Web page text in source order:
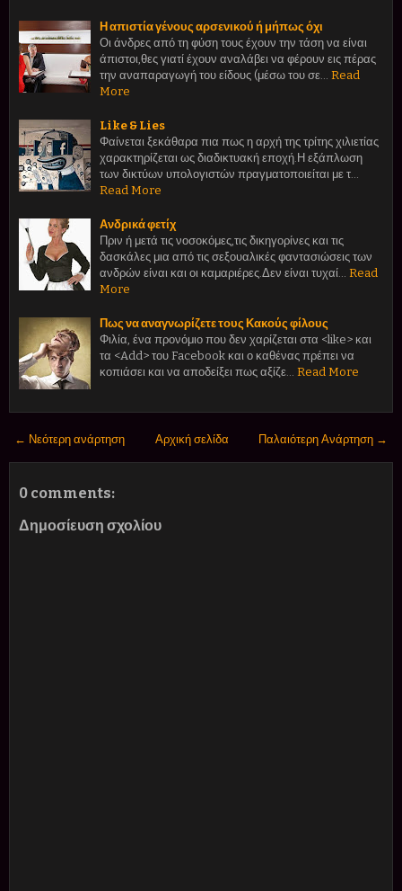
Η απιστία γένους αρσενικού ή μήπως όχι
Οι άνδρες από τη φύση τους έχουν την τάση να είναι
άπιστοι,θες γιατί έχουν αναλάβει να φέρουν εις πέρας
την αναπαραγωγή του είδους (μέσω του σε…
Read
More
Like & Lies
Φαίνεται ξεκάθαρα πια πως η αρχή της τρίτης χιλιετίας
χαρακτηρίζεται ως διαδικτυακή εποχή.Η εξάπλωση
των δικτύων υπολογιστών πραγματοποιείται με τ…
Read More
Ανδρικά φετίχ
Πριν ή μετά τις νοσοκόμες,τις δικηγορίνες και τις
δασκάλες μια από τις σεξουαλικές φαντασιώσεις των
ανδρών είναι και οι καμαριέρες.Δεν είναι τυχαί…
Read
More
Πως να αναγνωρίζετε τους Κακούς φίλους
Φιλία, ένα προνόμιο που δεν χαρίζεται στα <like> και
τα <Add> του Facebook και ο καθένας πρέπει να
κοπιάσει και να αποδείξει πως αξίζε…
Read More
← Νεότερη ανάρτηση Παλαιότερη Ανάρτηση →
Αρχική σελίδα
0 comments:
Δημοσίευση σχολίου